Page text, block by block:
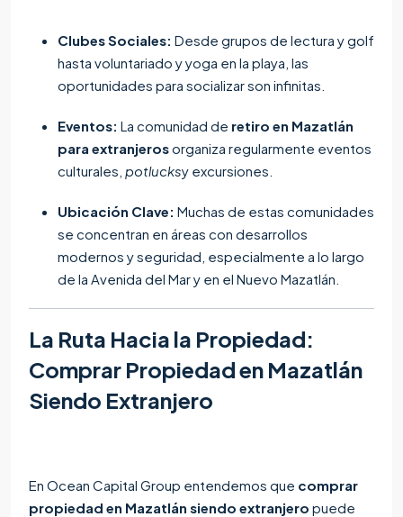
Clubes Sociales: Desde grupos de lectura y golf
hasta voluntariado y yoga en la playa, las
oportunidades para socializar son infinitas.
Eventos: La comunidad de retiro en Mazatlán
para extranjerosorganiza regularmente eventos
culturales, potlucksy excursiones.
Ubicación Clave: Muchas de estas comunidades
se concentran en áreas con desarrollos
modernos y seguridad, especialmente a lo largo
de la Avenida del Mar y en el Nuevo Mazatlán.
La Ruta Hacia la Propiedad:
Comprar Propiedad en Mazatlán
Siendo Extranjero
En Ocean Capital Group entendemos que comprar
propiedad en Mazatlán siendo extranjero puede